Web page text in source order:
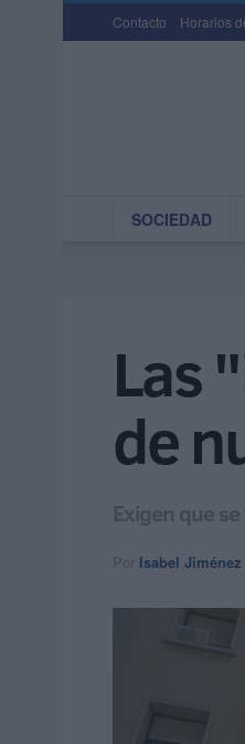
Contacto Horarios
SOCIEDAD
Las
de
Exigen que
Por Isabel Jiménez